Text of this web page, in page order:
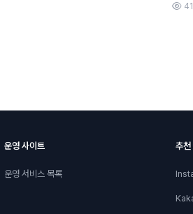
운영 사이트
운영 서비스 목록
추천